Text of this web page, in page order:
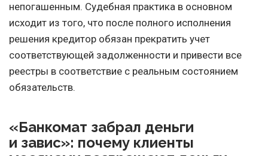
непогашенным. Судебная практика в основном
исходит из того, что после полного исполнения
решения кредитор обязан прекратить учет
соответствующей задолженности и привести все
реестры в соответствие с реальным состоянием
обязательств.
«Банкомат забрал деньги
и завис»: почему клиенты